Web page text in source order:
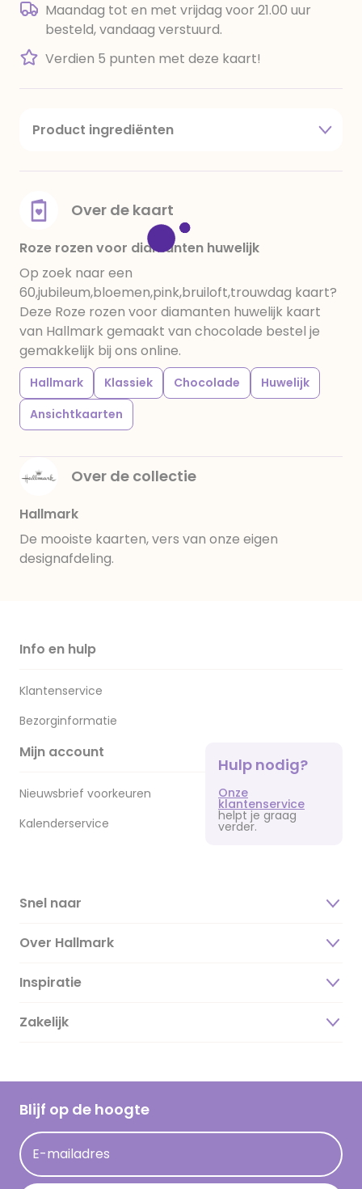
Maandag tot en met vrijdag voor 21.00 uur
besteld, vandaag verstuurd.
Verdien 5 punten met deze kaart!
Product ingrediënten
amandelen,cacaomassa, emulgator (sojalecithine),
voedingszuur: citroenzuur E 330, verdikkingsmiddel
E415, water, bevochtigingsmiddel E422, emulgator:
E433, kleurstoffen: E102, E110, E122: kan de activiteit en
concentratie van kinderen negatief beïnvloeden,
E133, E151. Chocolade bevat ten minste 34%
cacaobestanddelen. Kan sporen van gluten
bevatten. Koel en droog bewaren.
Over de kaart
Roze rozen voor diamanten huwelijk
Op zoek naar een
60,jubileum,bloemen,pink,bruiloft,trouwdag kaart?
Deze Roze rozen voor diamanten huwelijk kaart
van Hallmark gemaakt van chocolade bestel je
gemakkelijk bij ons online.
Hallmark Klassiek Chocolade
Huwelijk
Ansichtkaarten
Over de collectie
Hallmark
De mooiste kaarten, vers van onze eigen
designafdeling.
Info en hulp
Klantenservice
Bezorginformatie
Mijn account
Nieuwsbrief voorkeuren
Kalenderservice
Hulp nodig?
Onze
klantenservice
helpt je graag
verder.
Snel naar
Over Hallmark
Over ons
Duurzaamheid
Hallmark Kaartclub
Acties
Persberichten
Inspiratie
Magazine
Cadeau inspiratie
Kaartinspiratie
Zakelijk
Blijf op de hoogte
E-mailadres